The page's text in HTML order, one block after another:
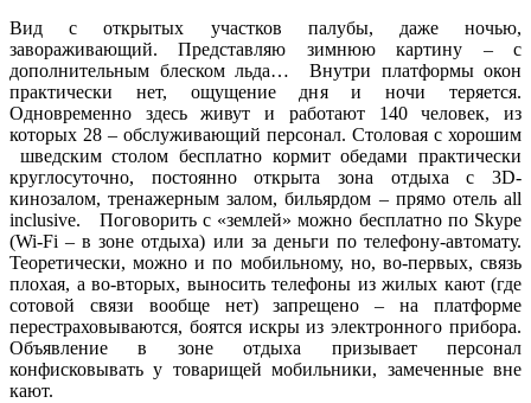
Вид с открытых участков палубы, даже ночью,
завораживающий. Представляю зимнюю картину – с
дополнительным блеском льда… Внутри платформы окон
практически нет, ощущение дня и ночи теряется.
Одновременно здесь живут и работают 140 человек, из
которых 28 – обслуживающий персонал. Столовая с хорошим
шведским столом бесплатно кормит обедами практически
круглосуточно, постоянно открыта зона отдыха с 3D-
кинозалом, тренажерным залом, бильярдом – прямо отель all
inclusive. Поговорить с «землей» можно бесплатно по Skype
(Wi-Fi – в зоне отдыха) или за деньги по телефону-автомату.
Теоретически, можно и по мобильному, но, во-первых, связь
плохая, а во-вторых, выносить телефоны из жилых кают (где
сотовой связи вообще нет) запрещено – на платформе
перестраховываются, боятся искры из электронного прибора.
Объявление в зоне отдыха призывает персонал
конфисковывать у товарищей мобильники, замеченные вне
кают.